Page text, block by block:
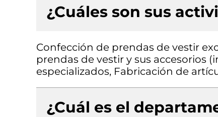
¿Cuáles son sus
Confección de prendas de vestir
prendas de vestir y sus accesorios
especializados, Fabricación de
¿Cuál es el